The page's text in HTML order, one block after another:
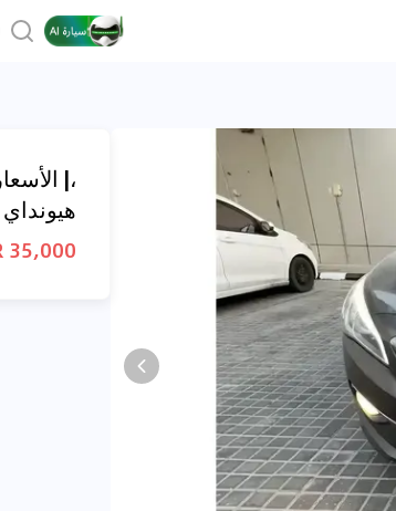
،|
هيونداي
35,000 SAR